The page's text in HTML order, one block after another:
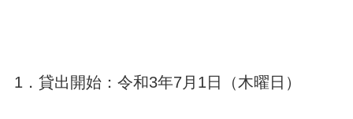
1．貸出開始：令和3年7月1日（木曜日）